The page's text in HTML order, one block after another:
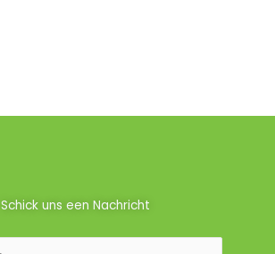
Schick uns een Nachricht